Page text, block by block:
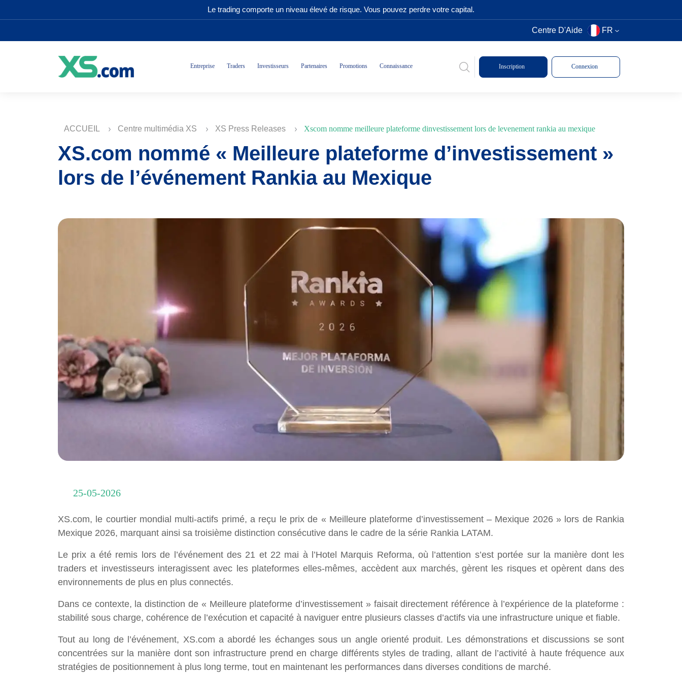
Le trading comporte un niveau élevé de risque. Vous pouvez perdre votre capital.
Centre D'Aide FR
Entreprise Traders Investisseurs Partenaires Promotions Connaissance Inscription Connexion
ACCUEIL Centre multimédia XS XS Press Releases Xscom nomme meilleure plateforme dinvestissement lors de levenement rankia au mexique
XS.com nommé « Meilleure plateforme d’investissement »
lors de l’événement Rankia au Mexique
25-05-2026
XS.com, le courtier mondial multi-actifs primé, a reçu le prix de « Meilleure plateforme d’investissement – Mexique 2026 » lors de Rankia
Mexique 2026, marquant ainsi sa troisième distinction consécutive dans le cadre de la série Rankia LATAM.
Le prix a été remis lors de l’événement des 21 et 22 mai à l’Hotel Marquis Reforma, où l’attention s’est portée sur la manière dont les
traders et investisseurs interagissent avec les plateformes elles-mêmes, accèdent aux marchés, gèrent les risques et opèrent dans des
environnements de plus en plus connectés.
Dans ce contexte, la distinction de « Meilleure plateforme d’investissement » faisait directement référence à l’expérience de la plateforme :
stabilité sous charge, cohérence de l’exécution et capacité à naviguer entre plusieurs classes d’actifs via une infrastructure unique et fiable.
Tout au long de l’événement, XS.com a abordé les échanges sous un angle orienté produit. Les démonstrations et discussions se sont
concentrées sur la manière dont son infrastructure prend en charge différents styles de trading, allant de l’activité à haute fréquence aux
stratégies de positionnement à plus long terme, tout en maintenant les performances dans diverses conditions de marché.